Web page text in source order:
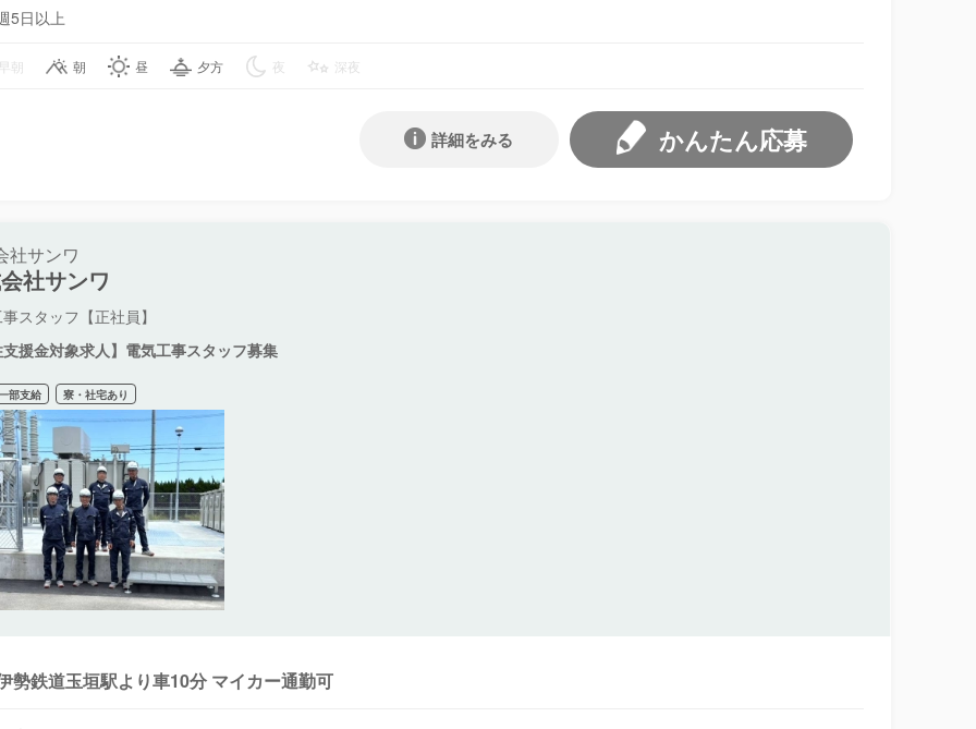
5日以上
朝 朝 昼 夕方 夜 深夜
かんたん応募
詳細をみる
社サンワ
社サンワ
スタッフ【正社員】
援金対象求人】電気工事スタッフ募集
部支給 寮・社宅あり
勢鉄道玉垣駅より車10分 マイカー通勤可